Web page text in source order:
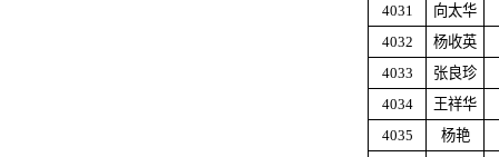
4031
向太华
4032
杨收英
4033
张良珍
4034
王祥华
4035
杨艳